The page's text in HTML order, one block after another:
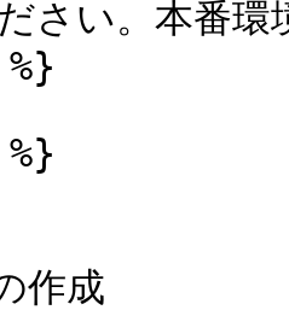
さい。本番
作成